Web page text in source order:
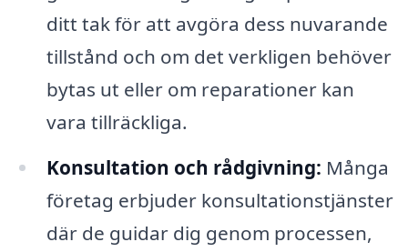
ditt tak för att avgöra dess nuvarande
tillstånd och om det verkligen behöver
bytas ut eller om reparationer kan
vara tillräckliga.
Konsultation och rådgivning: Många
företag erbjuder konsultationstjänster
där de guidar dig genom processen,